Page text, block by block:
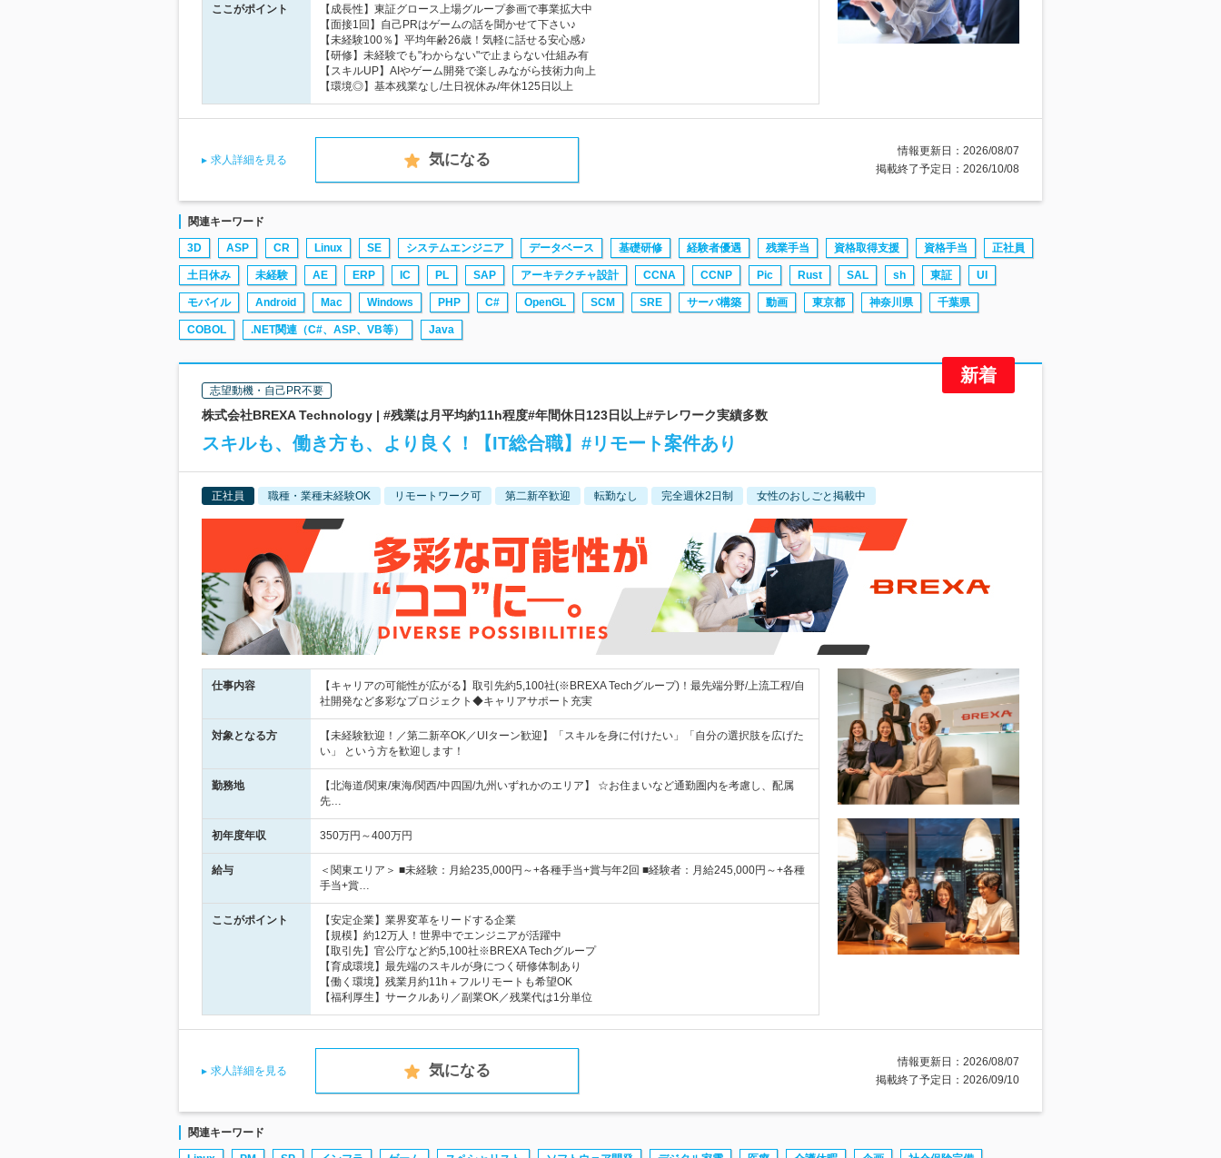
ここがポイント
【成長性】東証グロース上場グループ参画で事業拡大中
【面接1回】自己PRはゲームの話を聞かせて下さい♪
【未経験100％】平均年齢26歳！気軽に話せる安心感♪
【研修】未経験でも"わからない"で止まらない仕組み有
【スキルUP】AIやゲーム開発で楽しみながら技術力向上
【環境◎】基本残業なし/土日祝休み/年休125日以上
求人詳細を見る 気になる
情報更新日：2026/08/07
掲載終了予定日：2026/10/08
関連キーワード
3D ASP CR Linux SE システムエンジニア データベース 基礎研修 経験者優遇 残業手当 資格取得支援 資格手当 正社員
土日休み 未経験 AE ERP IC PL SAP アーキテクチャ設計 CCNA CCNP Pic Rust SAL sh 東証 UI
モバイル Android Mac Windows PHP C# OpenGL SCM SRE サーバ構築 動画 東京都 神奈川県 千葉県
COBOL .NET関連（C#、ASP、VB等） Java
志望動機・自己PR不要
株式会社BREXA Technology | #残業は月平均約11h程度#年間休日123日以上#テレワーク実績多数
スキルも、働き方も、より良く！【IT総合職】#リモート案件あり
正社員 職種・業種未経験OK リモートワーク可 第二新卒歓迎 転勤なし 完全週休2日制 女性のおしごと掲載中
仕事内容
【キャリアの可能性が広がる】取引先約5,100社(※BREXA Techグループ)！最先端分野/上流工程/自
社開発など多彩なプロジェクト◆キャリアサポート充実
対象となる方
【未経験歓迎！／第二新卒OK／UIターン歓迎】「スキルを身に付けたい」「自分の選択肢を広げた
い」 という方を歓迎します！
勤務地
【北海道/関東/東海/関西/中四国/九州いずれかのエリア】 ☆お住まいなど通勤圏内を考慮し、配属
先…
初年度年収 350万円～400万円
給与
＜関東エリア＞ ■未経験：月給235,000円～+各種手当+賞与年2回 ■経験者：月給245,000円～+各種
手当+賞…
ここがポイント
【安定企業】業界変革をリードする企業
【規模】約12万人！世界中でエンジニアが活躍中
【取引先】官公庁など約5,100社※BREXA Techグループ
【育成環境】最先端のスキルが身につく研修体制あり
【働く環境】残業月約11h＋フルリモートも希望OK
【福利厚生】サークルあり／副業OK／残業代は1分単位
求人詳細を見る 気になる
情報更新日：2026/08/07
掲載終了予定日：2026/09/10
関連キーワード